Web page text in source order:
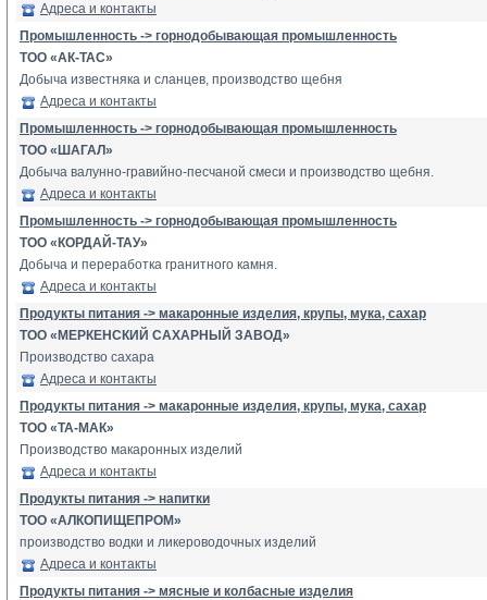
Адреса и контакты
Промышленность -> горнодобывающая промышленность
ТОО «АК-ТАС»
Добыча известняка и сланцев, производство щебня
Адреса и контакты
Промышленность -> горнодобывающая промышленность
ТОО «ШАГАЛ»
Добыча валунно-гравийно-песчаной смеси и производство щебня.
Адреса и контакты
Промышленность -> горнодобывающая промышленность
ТОО «КОРДАЙ-ТАУ»
Добыча и переработка гранитного камня.
Адреса и контакты
Продукты питания -> макаронные изделия, крупы, мука, сахар
ТОО «МЕРКЕНСКИЙ САХАРНЫЙ ЗАВОД»
Производство сахара
Адреса и контакты
Продукты питания -> макаронные изделия, крупы, мука, сахар
ТОО «ТА-МАК»
Производство макаронных изделий
Адреса и контакты
Продукты питания -> напитки
ТОО «АЛКОПИЩЕПРОМ»
производство водки и ликероводочных изделий
Адреса и контакты
Продукты питания -> мясные и колбасные изделия